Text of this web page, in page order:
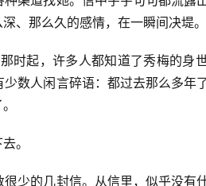
、那么久的感情，在一瞬间决堤。
时起，许多人都知道了秀梅的身
数人闲言碎语：都过去那么多年
。
少的几封信。从信里，似乎没有